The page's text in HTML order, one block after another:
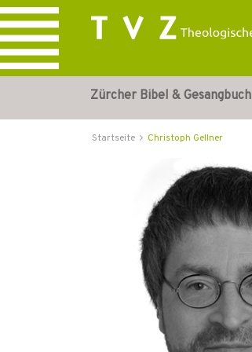
Zürcher Bibel & Gesangbuch
Startseite Christoph Gellner